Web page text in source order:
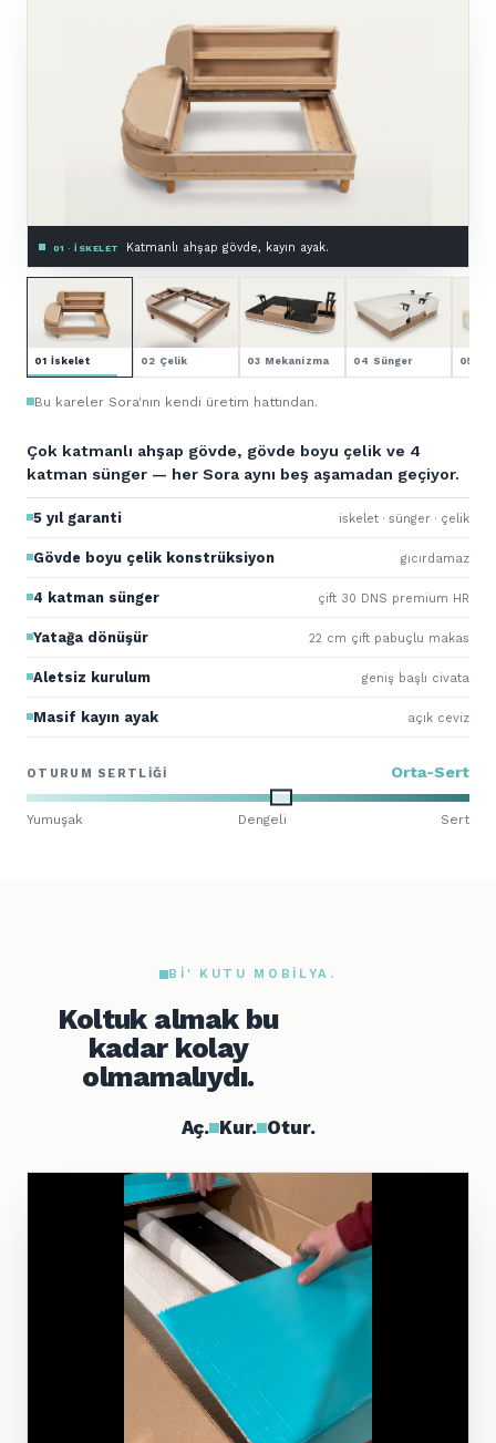
Çok katmanlı ahşap gövde, gövde boyu çelik ve 4
katman sünger — her Sora aynı beş aşamadan geçiyor.
5 yıl garanti iskelet · sünger · çelik
Gövde boyu çelik konstrüksiyon gıcırdamaz
4 katman sünger çift 30 DNS premium HR
Yatağa dönüşür 22 cm çift pabuçlu makas
Aletsiz kurulum geniş başlı civata
Masif kayın ayak açık ceviz
OTURUM SERTLIĞI Orta-Sert
Yumuşak Dengeli Sert
03 · MEKANIZMA & ASTAR Zemine montajlı, astarlı.
01 İskelet 02 Çelik 03 Mekanizma 04 Sünger 05 Kol
Bu kareler Sora'nın kendi üretim hattından.
BI' KUTU MOBILYA.
Koltuk almak bu
kadar kolay
olmamalıydı.
Aç. Kur. Otur.